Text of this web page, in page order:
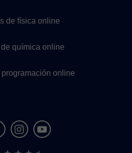
de física online
química online
online